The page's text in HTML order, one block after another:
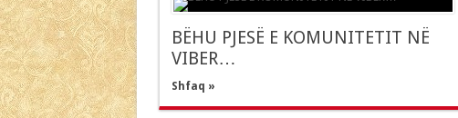
BËHU PJESË E KOMUNITETIT NË
VIBER…
Shfaq »